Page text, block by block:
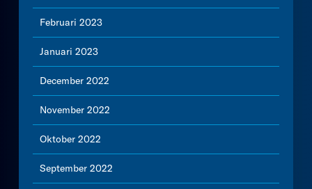
Februari 2023
Januari 2023
December 2022
November 2022
Oktober 2022
September 2022